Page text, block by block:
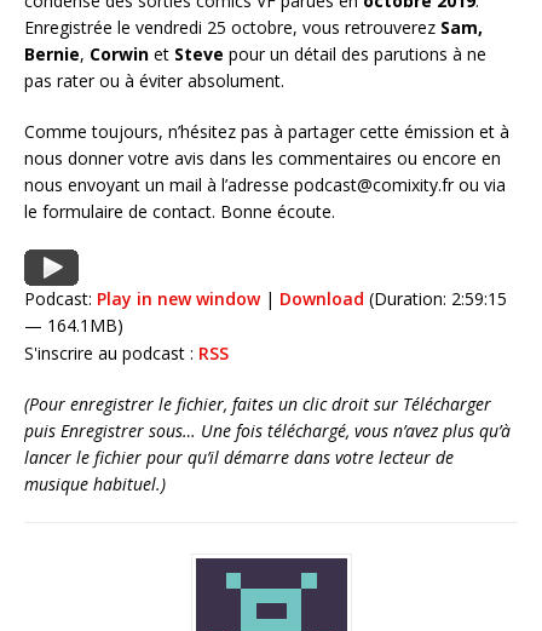
Enregistrée le vendredi 25 octobre, vous retrouverez Sam,
Bernie, Corwin et Steve pour un détail des parutions à ne
pas rater ou à éviter absolument.
Comme toujours, n’hésitez pas à partager cette émission et à
nous donner votre avis dans les commentaires ou encore en
nous envoyant un mail à l’adresse podcast@comixity.fr ou via
le formulaire de contact. Bonne écoute.
Podcast: Play in new window| Download (Duration: 2:59:15
— 164.1MB)
S'inscrire au podcast : RSS
(Pour enregistrer le fichier, faites un clic droit sur Télécharger
puis Enregistrer sous… Une fois téléchargé, vous n’avez plus qu’à
lancer le fichier pour qu’il démarre dans votre lecteur de
musique habituel.)